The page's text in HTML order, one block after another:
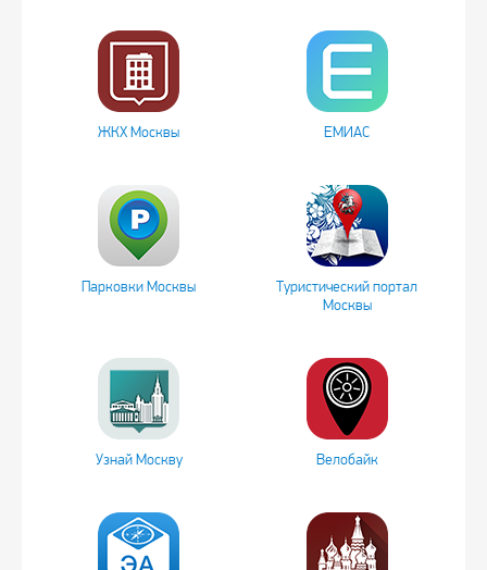
ЖКХ Москвы ЕМИАС
Парковки Москвы
Туристический портал
Москвы
Узнай Москву Велобайк